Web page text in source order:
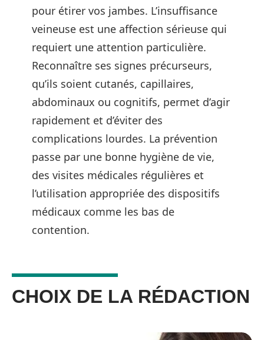
pour étirer vos jambes. L’insuffisance
veineuse est une affection sérieuse qui
requiert une attention particulière.
Reconnaître ses signes précurseurs,
qu’ils soient cutanés, capillaires,
abdominaux ou cognitifs, permet d’agir
rapidement et d’éviter des
complications lourdes. La prévention
passe par une bonne hygiène de vie,
des visites médicales régulières et
l’utilisation appropriée des dispositifs
médicaux comme les bas de
contention.
CHOIX DE LA RÉDACTION